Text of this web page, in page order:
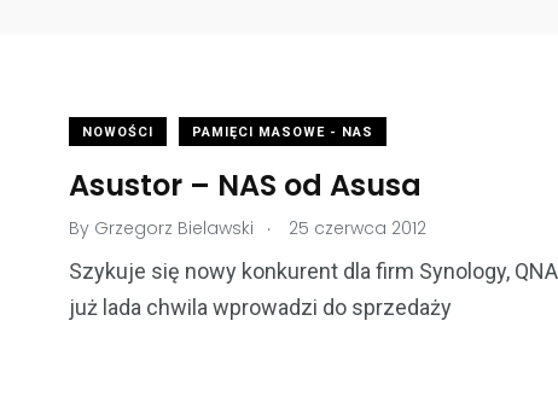
NOWOŚCI PAMIĘCI MASOWE - NAS
Asustor – NAS od Asusa
By Grzegorz Bielawski . 25 czerwca 2012
Szykuje się nowy konkurent dla firm Synology,
już lada chwila wprowadzi do sprzedaży